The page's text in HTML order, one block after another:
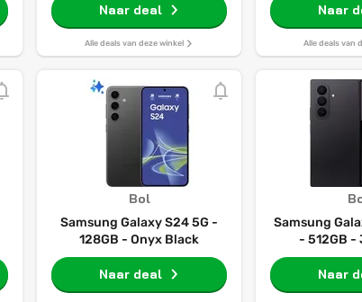
Naar deal
Alle deals van deze winkel
Naar
Alle deals van
Bol
Samsung Galaxy S24 5G -
128GB - Onyx Black
Naar deal
Samsung
- 512GB -
Naar